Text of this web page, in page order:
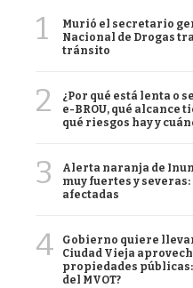
1
Murió el secretario
Nacional de Drogas
tránsito
2
¿Por qué está lenta o
e-BROU, qué alcance
qué riesgos hay y
3
Alerta naranja de
muy fuertes y severas:
afectadas
4
Gobierno quiere
Ciudad Vieja
propiedades públicas:
del MVOT?